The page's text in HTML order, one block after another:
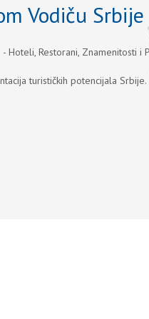
Vodiču Srbije
- Hoteli, Restorani, Znamenitosti
turističkih potencijala Srbije.